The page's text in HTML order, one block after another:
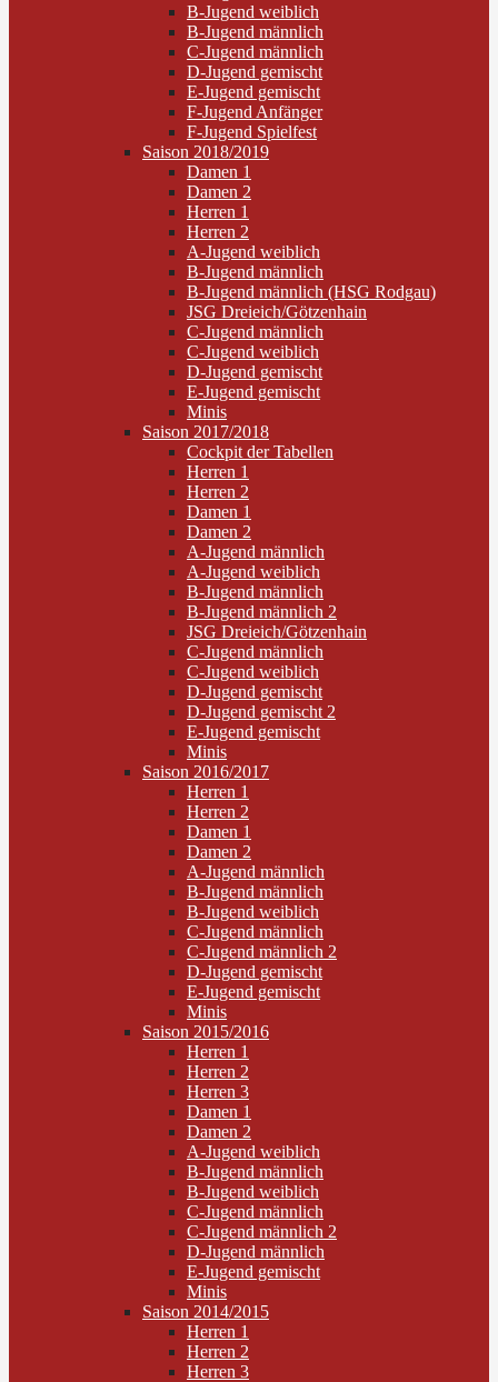
B-Jugend weiblich
B-Jugend männlich
C-Jugend männlich
D-Jugend gemischt
E-Jugend gemischt
F-Jugend Anfänger
F-Jugend Spielfest
Saison 2018/2019
Damen 1
Damen 2
Herren 1
Herren 2
A-Jugend weiblich
B-Jugend männlich
B-Jugend männlich (HSG Rodgau)
JSG Dreieich/Götzenhain
C-Jugend männlich
C-Jugend weiblich
D-Jugend gemischt
E-Jugend gemischt
Minis
Saison 2017/2018
Cockpit der Tabellen
Herren 1
Herren 2
Damen 1
Damen 2
A-Jugend männlich
A-Jugend weiblich
B-Jugend männlich
B-Jugend männlich 2
JSG Dreieich/Götzenhain
C-Jugend männlich
C-Jugend weiblich
D-Jugend gemischt
D-Jugend gemischt 2
E-Jugend gemischt
Minis
Saison 2016/2017
Herren 1
Herren 2
Damen 1
Damen 2
A-Jugend männlich
B-Jugend männlich
B-Jugend weiblich
C-Jugend männlich
C-Jugend männlich 2
D-Jugend gemischt
E-Jugend gemischt
Minis
Saison 2015/2016
Herren 1
Herren 2
Herren 3
Damen 1
Damen 2
A-Jugend weiblich
B-Jugend männlich
B-Jugend weiblich
C-Jugend männlich
C-Jugend männlich 2
D-Jugend männlich
E-Jugend gemischt
Minis
Saison 2014/2015
Herren 1
Herren 2
Herren 3